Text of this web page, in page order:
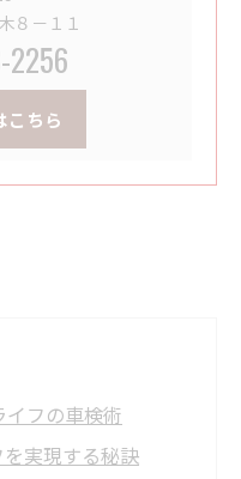
８－１１
2256
こちら
フの車検術
実現する秘訣